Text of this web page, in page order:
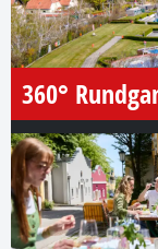
360°